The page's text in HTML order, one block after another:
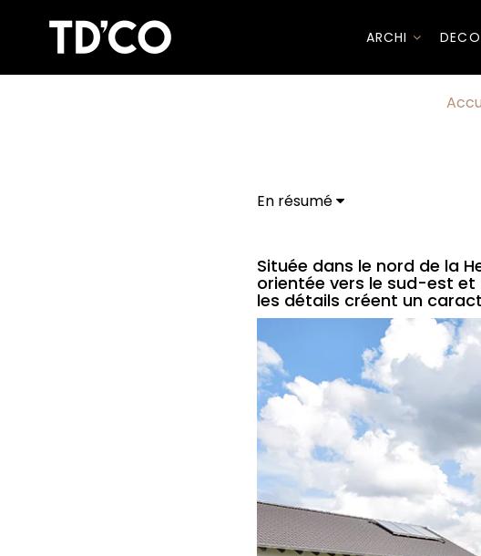
ARCHI DECO
En résumé
Située dans le nord de la
orientée vers le sud-est et
les détails créent un